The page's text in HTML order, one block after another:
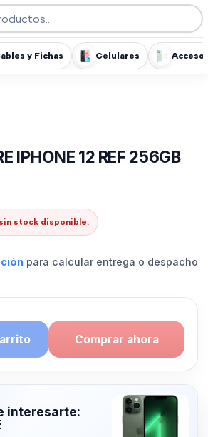
y Fichas Celulares
IPHONE 12 REF 256GB
stock disponible.
para calcular entrega o despacho
Comprar ahora
interesarte: